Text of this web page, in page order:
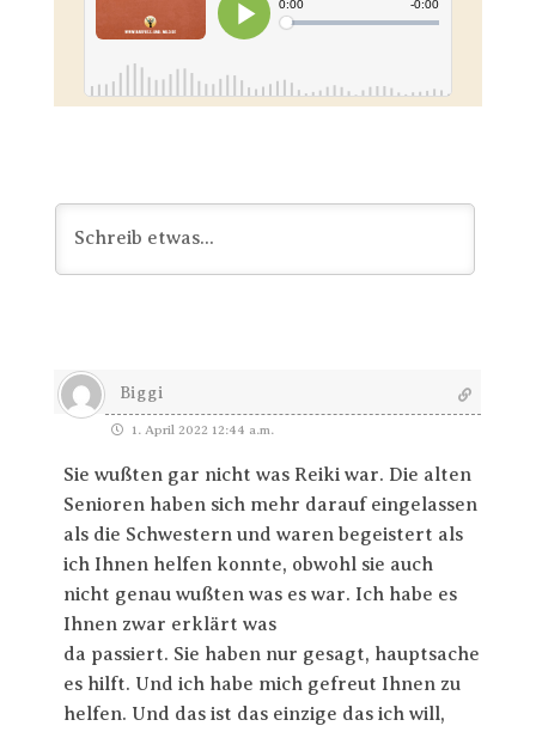
Biggi
1. April 2022 12:44 a.m.
Sie wußten gar nicht was Reiki war. Die alten
Senioren haben sich mehr darauf eingelassen
als die Schwestern und waren begeistert als
ich Ihnen helfen konnte, obwohl sie auch
nicht genau wußten was es war. Ich habe es
Ihnen zwar erklärt was
da passiert. Sie haben nur gesagt, hauptsache
es hilft. Und ich habe mich gefreut Ihnen zu
helfen. Und das ist das einzige das ich will,